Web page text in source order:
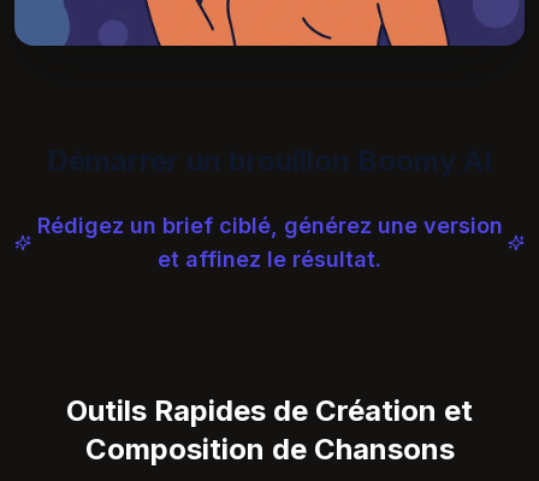
Démarrer un brouillon Boomy AI
Rédigez un brief ciblé, générez une version
et affinez le résultat.
Outils Rapides de Création et
Composition de Chansons